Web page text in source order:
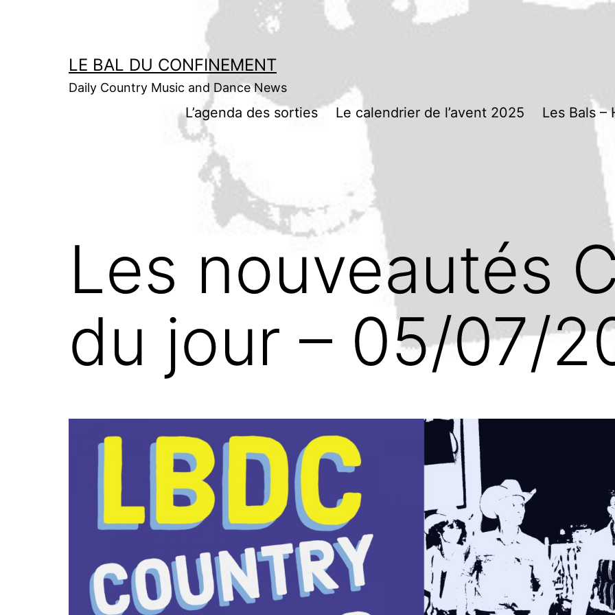
LE BAL DU CONFINEMENT
Daily Country Music and Dance News
L’agenda des sorties Le calendrier de l’avent 2025 Les Bals –
Les nouveautés
du jour – 05/07/